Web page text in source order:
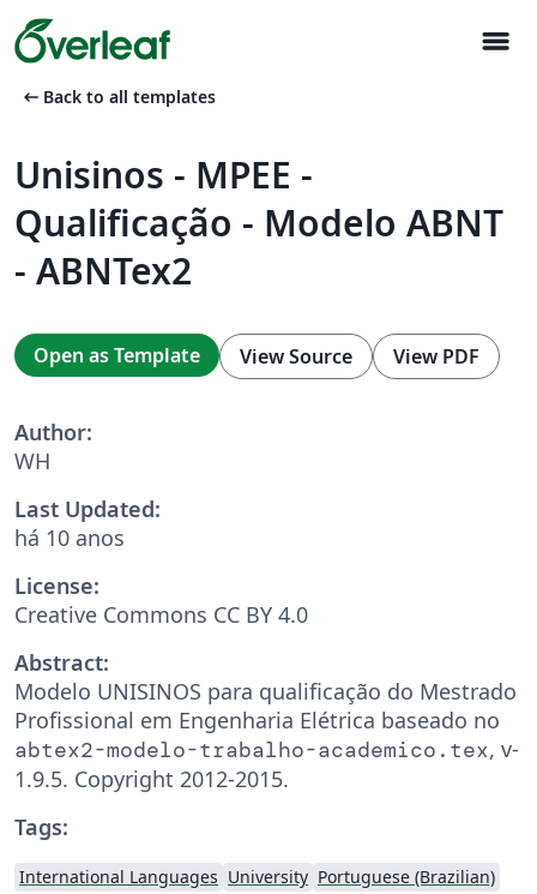
menu
arrow_left_alt Back to all templates
Unisinos - MPEE -
Qualificação - Modelo ABNT
- ABNTex2
Open as Template View Source View PDF
Author:
WH
Last Updated:
há 10 anos
License:
Creative Commons CC BY 4.0
Abstract:
Modelo UNISINOS para qualificação do Mestrado
Profissional em Engenharia Elétrica baseado no
abtex2-modelo-trabalho-academico.tex, v-
1.9.5. Copyright 2012-2015.
Tags:
International Languages University Portuguese (Brazilian)